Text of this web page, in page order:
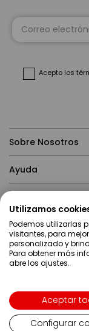
Acepto los
Sobre Nosotros
Ayuda
Copyright
Lenguaje
Español
Utilizamos
Podemos utilizarlas
visitantes, para
personalizado y
Para obtener más
abre los ajustes.
Aceptar
Configurar